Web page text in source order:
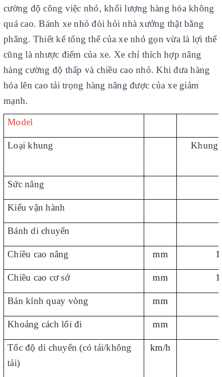
cường độ công việc nhỏ, khối lượng hàng hóa không
quá cao. Bánh xe nhỏ đòi hỏi nhà xưởng thật bằng
phẳng. Thiết kế tổng thể của xe nhỏ gọn vừa là lợi thế
cũng là nhược điểm của xe. Xe chỉ thích hợp nâng
hàng cường độ thấp và chiều cao nhỏ. Khi đưa hàng
hóa lên cao tải trọng hàng nâng được của xe giảm
mạnh.
Model
Loại khung Khung
Sức nâng
Kiểu vận hành
Bánh di chuyển
Chiều cao nâng mm
Chiều cao cơ sở mm
Bán kính quay vòng mm
Khoảng cách lối đi mm
Tốc độ di chuyển (có tải/không
tải)
km/h